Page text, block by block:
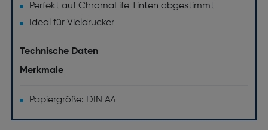
Perfekt auf ChromaLife Tinten abgestimmt
Ideal für Vieldrucker
Technische Daten
Merkmale
Papiergröße: DIN A4